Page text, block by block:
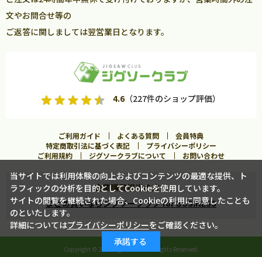
カートに入れる
この商品に合うフレームを見る
文やお問合せ等の
ご返答に関しましては翌営業日となります。
4.6（227件のショップ評価）
ご利用ガイド よくある質問
会員特典
特定商取引法に基づく表記
プライバシーポリシー
ご利用規約
ジグソークラブについて お問い合わせ
企業購買担当の方へ
まとめ買いならジグソークラブ for BUSINESS
Copyright © 2026 Jigsawclub. All Rights Reserved.
当サイトでは利用体験の向上およびコンテンツの最適な提供、ト
ラフィックの分析を目的としてCookieを使用しています。
サイトの閲覧を継続された場合、Cookieの利用に同意したことも
のといたします。
詳細についてはプライバシーポリシーをご確認ください。
承諾する